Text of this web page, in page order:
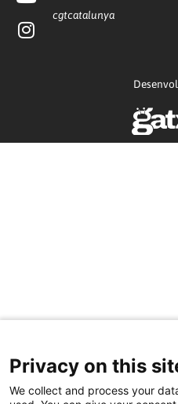
cgtcatalunya
Privacy on this
We collect and process your